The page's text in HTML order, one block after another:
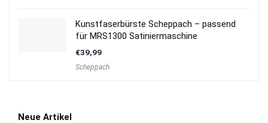
Kunstfaserbürste Scheppach – passend
für MRS1300 Satiniermaschine
€39,99
Scheppach
Neue Artikel